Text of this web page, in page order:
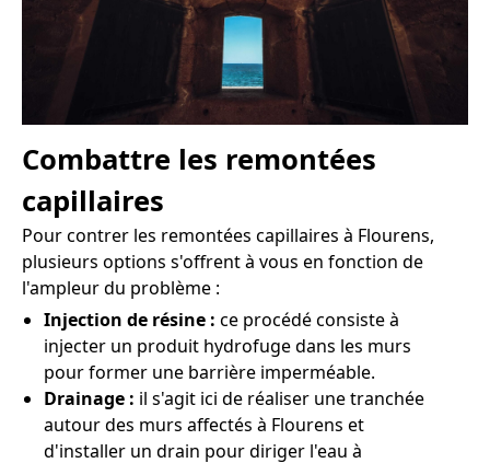
Combattre les remontées
capillaires
Pour contrer les remontées capillaires à Flourens,
plusieurs options s'offrent à vous en fonction de
l'ampleur du problème :
Injection de résine : ce procédé consiste à
injecter un produit hydrofuge dans les murs
pour former une barrière imperméable.
Drainage : il s'agit ici de réaliser une tranchée
autour des murs affectés à Flourens et
d'installer un drain pour diriger l'eau à